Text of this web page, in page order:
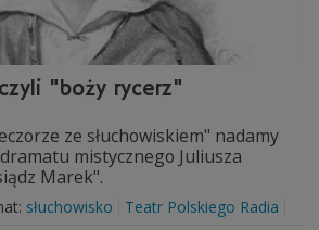
"boży rycerz"
ze słuchowiskiem" nadamy
mistycznego Juliusza
Marek".
słuchowisko Teatr Polskiego Radia